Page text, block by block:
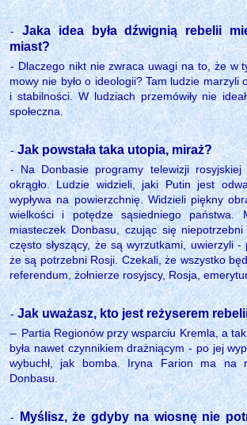
- Jaka idea była dźwignią rebelii
miast?
- Dlaczego nikt nie zwraca uwagi na to, że w
mowy nie było o ideologii? Tam ludzie marzyli
i stabilności. W ludziach przemówiły nie
społeczna.
- Jak powstała taka utopia, miraż?
- Na Donbasie programy telewizji rosyjskiej
okrągło. Ludzie widzieli, jaki Putin jest
wypływa na powierzchnię. Widzieli piękny
wielkości i potędze sąsiedniego państwa.
miasteczek Donbasu, czując się niepotrzebni
często słyszący, że są wyrzutkami, uwierzyli
że są potrzebni Rosji. Czekali, że wszystko
referendum, żołnierze rosyjscy, Rosja,
-Jak uważasz, kto jest reżyserem
‒ Partia Regionów przy wsparciu Kremla, a
była nawet czynnikiem drażniącym - po jej
wybuchł, jak bomba. Iryna Farion ma na
Donbasu.
- Myślisz, że gdyby na wiosnę nie